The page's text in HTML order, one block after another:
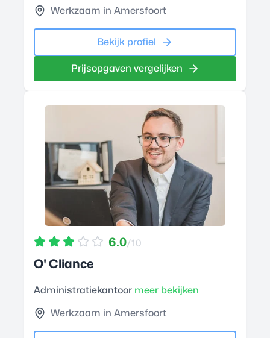
Werkzaam in Amersfoort
Bekijk profiel
Prijsopgaven vergelijken
6.0/10
O' Cliance
Administratiekantoor meer bekijken
Werkzaam in Amersfoort